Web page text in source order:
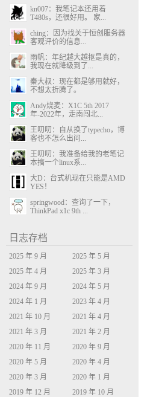
kn007：我笔记本还用着
T480s，还很好用。 家...
ching：因为找关于恒创服务器
客观评价的信息...
雨帆：年纪越大越抠是真的，
我现在就降级到了...
秦大叔：现在都是够用就好，
不想太折腾了。
Andy烧麦：X1C 5th 2017
年-2022年，走南闯北...
王叨叨：自从换了typecho，博
客也不怎么出问...
王叨叨：我准备给我的老笔记
本搞一个linux系...
大D：台式机现在只能是AMD
YES！
springwood：查询了一下，
ThinkPad x1c 9th ...
日志存档
2025 年 9 月
2025 年 5 月
2025 年 4 月
2025 年 3 月
2024 年 9 月
2024 年 5 月
2024 年 1 月
2023 年 4 月
2021 年 10 月
2021 年 4 月
2021 年 3 月
2021 年 2 月
2020 年 11 月
2020 年 9 月
2020 年 5 月
2020 年 4 月
2020 年 3 月
2020 年 1 月
2019 年 12 月
2019 年 10 月